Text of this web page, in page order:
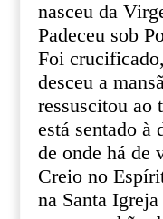
nasceu da
Padeceu sob
Foi
desceu a
ressuscitou ao
está sentado à
de onde há de
Creio no
na Santa